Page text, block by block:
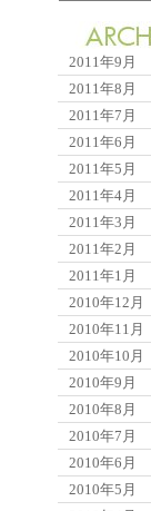
2011年9月
2011年8月
2011年7月
2011年6月
2011年5月
2011年4月
2011年3月
2011年2月
2011年1月
2010年12月
2010年11月
2010年10月
2010年9月
2010年8月
2010年7月
2010年6月
2010年5月